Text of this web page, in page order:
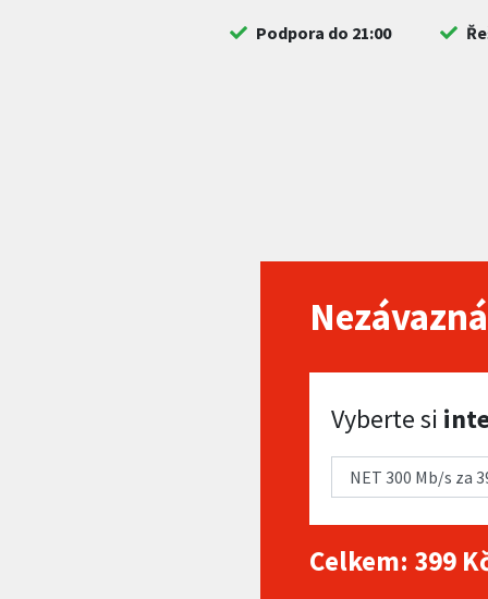
Podpora do 21:00
Vyberte si internet
Vyberte si
Celkem: 399